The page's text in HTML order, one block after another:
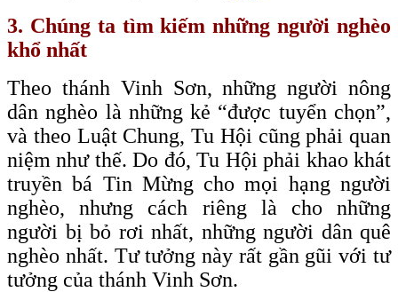
3. Chúng ta tìm kiếm những người nghèo
khổ nhất
Theo thánh Vinh Sơn, những người nông
dân nghèo là những kẻ “được tuyển chọn”,
và theo Luật Chung, Tu Hội cũng phải quan
niệm như thế. Do đó, Tu Hội phải khao khát
truyền bá Tin Mừng cho mọi hạng người
nghèo, nhưng cách riêng là cho những
người bị bỏ rơi nhất, những người dân quê
nghèo nhất. Tư tưởng này rất gần gũi với tư
tưởng của thánh Vinh Sơn.